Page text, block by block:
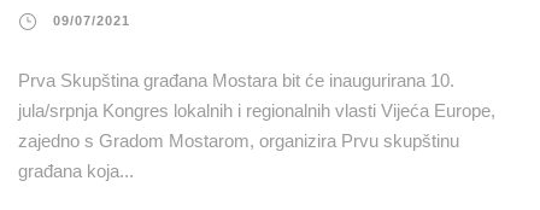
09/07/2021
Prva Skupština građana Mostara bit će inaugurirana 10.
jula/srpnja Kongres lokalnih i regionalnih vlasti Vijeća Europe,
zajedno s Gradom Mostarom, organizira Prvu skupštinu
građana koja...